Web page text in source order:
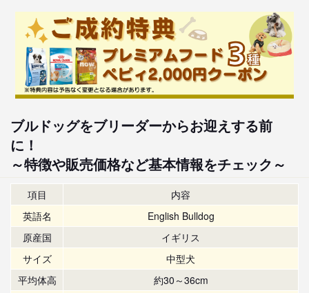
ブルドッグをブリーダーからお迎えする前
に！
～特徴や販売価格など基本情報をチェック～
項目
内容
英語名
English Bulldog
原産国
イギリス
サイズ
中型犬
平均体高
約30～36cm